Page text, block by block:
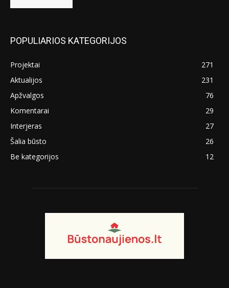
POPULIARIOS KATEGORIJOS
Projektai
271
Aktualijos
231
Apžvalgos
76
Komentarai
29
Interjeras
27
Šalia būsto
26
Be kategorijos
12